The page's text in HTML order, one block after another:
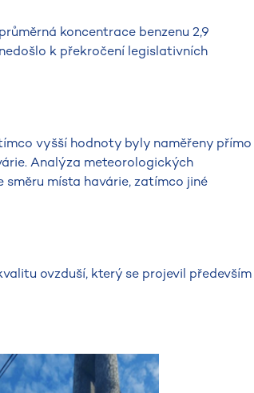
koncentrace benzenu 2,9
k překročení legislativních
vyšší hodnoty byly naměřeny přímo
Analýza meteorologických
směru místa havárie, zatímco jiné
ovzduší, který se projevil především